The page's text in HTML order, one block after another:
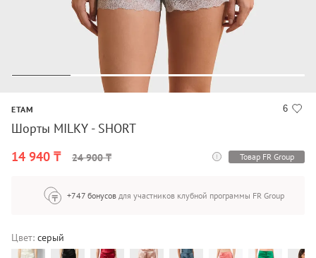
6
ETAM
Шорты MILKY - SHORT
14 940 ₸
24 900 ₸ Товар FR Group
+747 бонусов для участников клубной программы FR Group
Цвет: серый